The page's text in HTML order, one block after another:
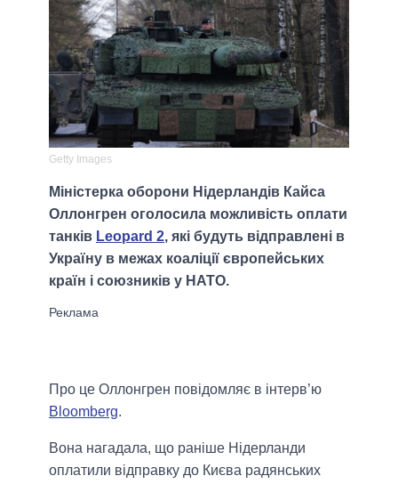
Getty Images
Міністерка оборони Нідерландів Кайса
Оллонгрен оголосила можливість оплати
танків Leopard 2, які будуть відправлені в
Україну в межах коаліції європейських
країн і союзників у НАТО.
Про це Оллонгрен повідомляє в інтерв’ю
Bloomberg.
Вона нагадала, що раніше Нідерланди
оплатили відправку до Києва радянських